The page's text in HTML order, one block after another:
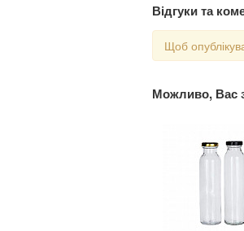
Відгуки та
Щоб
Можливо, Вас